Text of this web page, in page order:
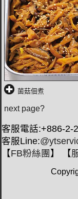
菌菇佃煮
next page?
客服電話:+886-2-
客服Line:
【FB粉絲團 】 【